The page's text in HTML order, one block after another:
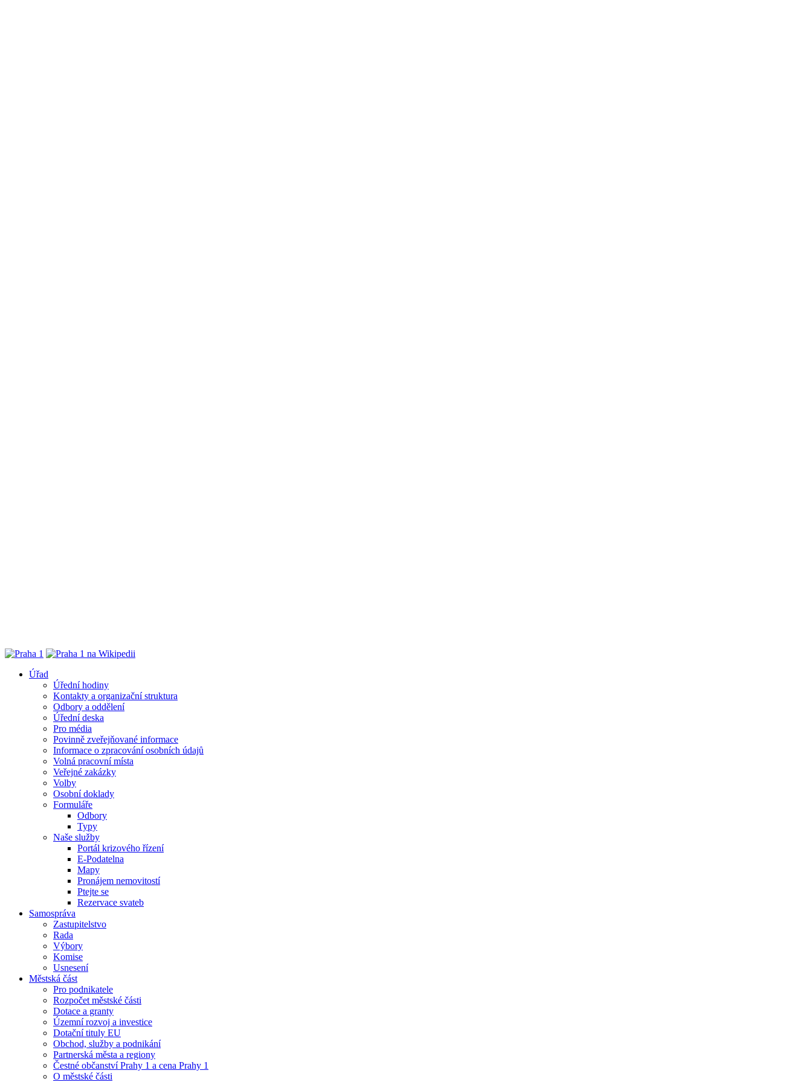
Úřad
Úřední hodiny
Kontakty a organizační struktura
Odbory a oddělení
Úřední deska
Pro média
Povinně zveřejňované informace
Informace o zpracování osobních údajů
Volná pracovní místa
Veřejné zakázky
Volby
Osobní doklady
Formuláře
Odbory
Typy
Naše služby
Portál krizového řízení
E-Podatelna
Mapy
Pronájem nemovitostí
Ptejte se
Rezervace svateb
Samospráva
Zastupitelstvo
Rada
Výbory
Komise
Usnesení
Městská část
Pro podnikatele
Rozpočet městské části
Dotace a granty
Územní rozvoj a investice
Dotační tituly EU
Obchod, služby a podnikání
Partnerská města a regiony
Čestné občanství Prahy 1 a cena Prahy 1
O městské části